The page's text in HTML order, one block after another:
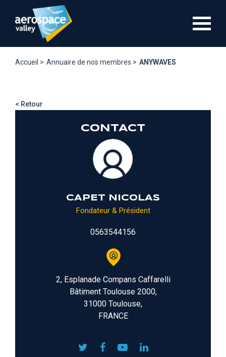
contenu
Accueil > Annuaire de nos membres > ANYWAVES
< Retour
CONTACT
CAPET NICOLAS
Fondateur & Président
0563544156
2, Esplanade Compans Caffarelli
Bâtiment Toulouse 2000,
31000 Toulouse,
FRANCE